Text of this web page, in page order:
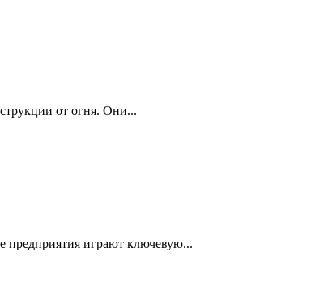
от огня. Они...
предприятия играют ключевую...